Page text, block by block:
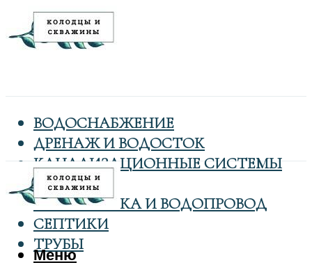
ВОДОСНАБЖЕНИЕ
ДРЕНАЖ И ВОДОСТОК
КАНАЛИЗАЦИОННЫЕ СИСТЕМЫ
КОЛОДЦЫ
САНТЕХНИКА И ВОДОПРОВОД
СЕПТИКИ
ТРУБЫ
Меню